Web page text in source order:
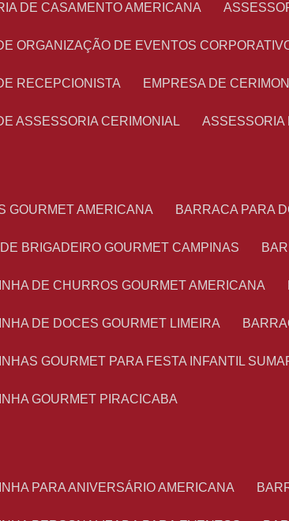
DE CASAMENTO AMERICANA
DE ORGANIZAÇÃO DE EVENTOS
RECEPCIONISTA EMPRESA DE
ASSESSORIA CERIMONIAL
GOURMET AMERICANA BARRACA PARA
DE BRIGADEIRO GOURMET CAMPINAS
DE CHURROS GOURMET AMERICANA
DE DOCES GOURMET LIMEIRA
GOURMET PARA FESTA INFANTIL
GOURMET PIRACICABA
PARA ANIVERSÁRIO AMERICANA